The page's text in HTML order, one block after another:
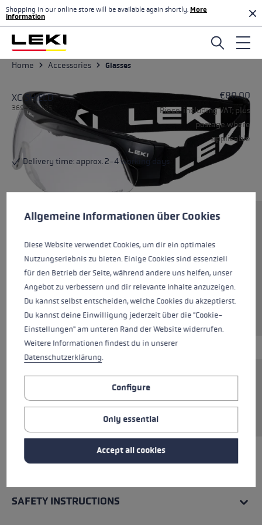
Skip to main content
Shopping in our online store will be available again shortly. More
information
Home Accessories Glasses
XC SHIELD
3694504225
€80.00
Piece, including VAT; plus
postage where
applicable
Delivery time: approx. 2-4 working days
Size
Colours black-transparent
Sporty goggles featuring durable, scratch-
proof, impact-resistant polycarbonate lenses
SAFETY INSTRUCTIONS
Cookie preferences
This website uses cookies to give you the best possible experience.
Allgemeine Informationen über Cookies
Diese Website verwendet Cookies, um dir ein optimales
Nutzungserlebnis zu bieten. Einige Cookies sind essenziell
für den Betrieb der Seite, während andere uns helfen, unser
Angebot zu verbessern und dir relevante Inhalte anzuzeigen.
Du kannst selbst entscheiden, welche Cookies du akzeptierst.
Du kannst deine Einwilligung jederzeit über die "Cookie-
Einstellungen" am unteren Rand der Website widerrufen.
Weitere Informationen findest du in unserer
Datenschutzerklärung.
Configure
Only essential
Accept all cookies